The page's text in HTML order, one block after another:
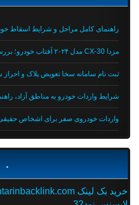
راهنمای کامل مراحل و شرایط اسقاط خودرو فرسوده
مزدا CX-30 مدل ۲۰۲۴ آفتاب خودرو؛ بررسی و مشخصات فنی
ثبت نام سامانه سخا تعویض پلاک و احراز
شرایط واردات خودرو به مناطق آزاد،
واردات خودروی صفر برای اشخاص حقیقی
خرید بک لینک behtarinbacklink.com